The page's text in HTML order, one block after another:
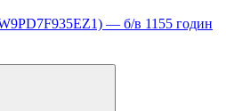
— б/в 1155 годин